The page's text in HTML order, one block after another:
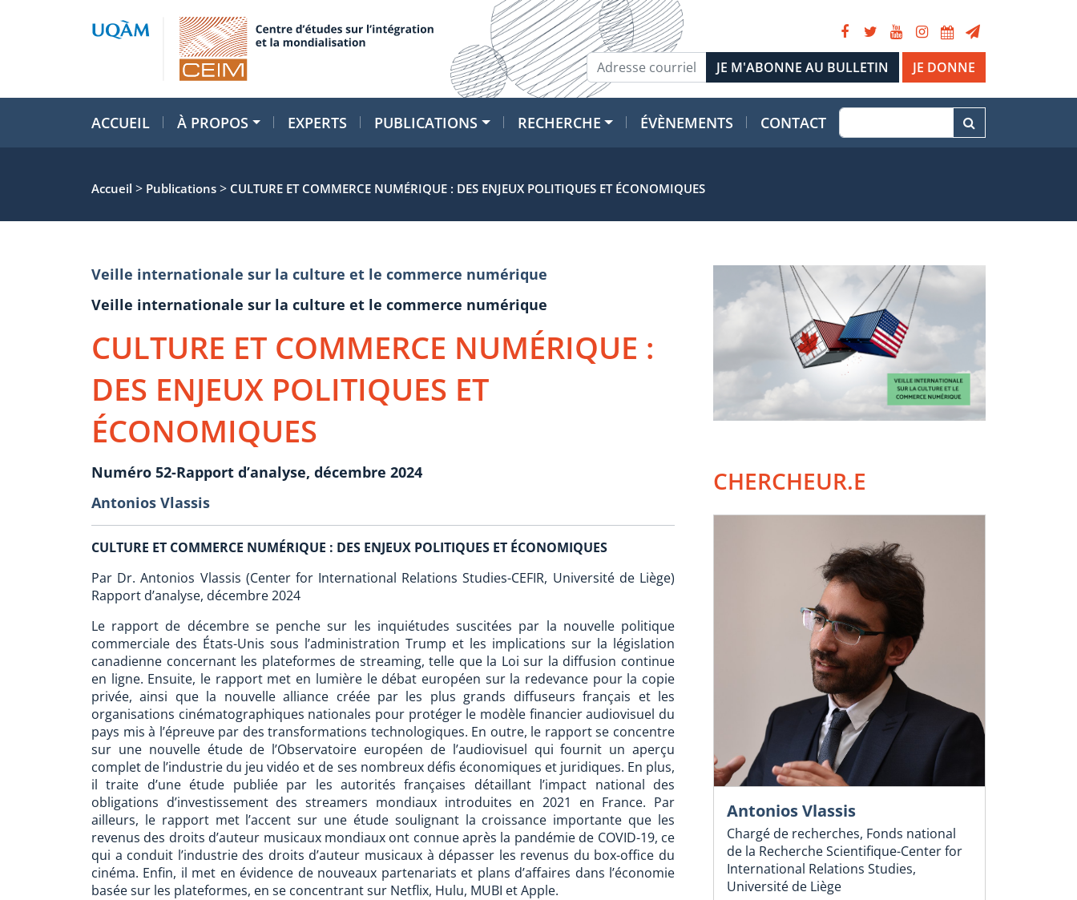
JE DONNE
ACCUEIL À PROPOS EXPERTS PUBLICATIONS RECHERCHE ÉVÈNEMENTS CONTACT
Accueil > Publications > CULTURE ET COMMERCE NUMÉRIQUE : DES ENJEUX POLITIQUES ET ÉCONOMIQUES
Veille internationale sur la culture et le commerce numérique
Veille internationale sur la culture et le commerce numérique
CULTURE ET COMMERCE NUMÉRIQUE :
DES ENJEUX POLITIQUES ET
ÉCONOMIQUES
Numéro 52-Rapport d’analyse, décembre 2024
Antonios Vlassis
CULTURE ET COMMERCE NUMÉRIQUE : DES ENJEUX POLITIQUES ET ÉCONOMIQUES
Par Dr. Antonios Vlassis (Center for International Relations Studies-CEFIR, Université de Liège)
Rapport d’analyse, décembre 2024
Le rapport de décembre se penche sur les inquiétudes suscitées par la nouvelle politique
commerciale des États-Unis sous l’administration Trump et les implications sur la législation
canadienne concernant les plateformes de streaming, telle que la Loi sur la diffusion continue
en ligne. Ensuite, le rapport met en lumière le débat européen sur la redevance pour la copie
privée, ainsi que la nouvelle alliance créée par les plus grands diffuseurs français et les
organisations cinématographiques nationales pour protéger le modèle financier audiovisuel du
pays mis à l’épreuve par des transformations technologiques. En outre, le rapport se concentre
sur une nouvelle étude de l’Observatoire européen de l’audiovisuel qui fournit un aperçu
complet de l’industrie du jeu vidéo et de ses nombreux défis économiques et juridiques. En plus,
il traite d’une étude publiée par les autorités françaises détaillant l’impact national des
obligations d’investissement des streamers mondiaux introduites en 2021 en France. Par
ailleurs, le rapport met l’accent sur une étude soulignant la croissance importante que les
revenus des droits d’auteur musicaux mondiaux ont connue après la pandémie de COVID-19, ce
qui a conduit l’industrie des droits d’auteur musicaux à dépasser les revenus du box-office du
cinéma. Enfin, il met en évidence de nouveaux partenariats et plans d’affaires dans l’économie
basée sur les plateformes, en se concentrant sur Netflix, Hulu, MUBI et Apple.
CHERCHEUR.E
Antonios Vlassis
Chargé de recherches, Fonds national
de la Recherche Scientifique-Center for
International Relations Studies,
Université de Liège